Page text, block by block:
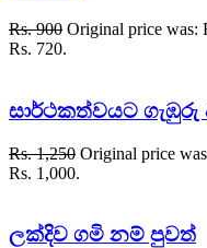
Rs.900 Original price was:
Rs. 720.
සාර්ථකත්වයට ගැඹුරු
Rs.1,250 Original price
Rs. 1,000.
ලක්දිව ගමි නම් පුවත්